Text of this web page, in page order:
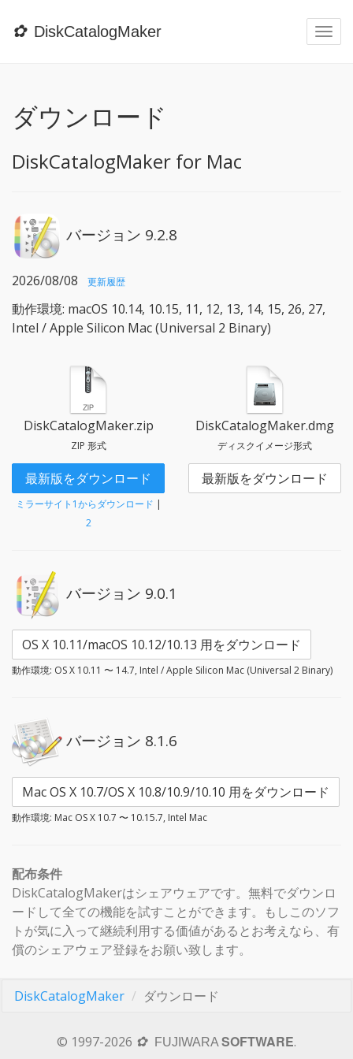
✿ DiskCatalogMaker
ダウンロード
DiskCatalogMaker for Mac
バージョン 9.2.8
2026/08/08 更新履歴
動作環境: macOS 10.14, 10.15, 11, 12, 13, 14, 15, 26, 27,
Intel / Apple Silicon Mac (Universal 2 Binary)
DiskCatalogMaker.zip
ZIP 形式
最新版をダウンロード
ミラーサイト1からダウンロード |
2
DiskCatalogMaker.dmg
ディスクイメージ形式
最新版をダウンロード
バージョン 9.0.1
OS X 10.11/macOS 10.12/10.13 用をダウンロード
動作環境: OS X 10.11 〜 14.7, Intel / Apple Silicon Mac (Universal 2 Binary)
バージョン 8.1.6
Mac OS X 10.7/OS X 10.8/10.9/10.10 用をダウンロード
動作環境: Mac OS X 10.7 〜 10.15.7, Intel Mac
配布条件
DiskCatalogMakerはシェアウェアです。無料でダウンロ
ードして全ての機能を試すことができます。もしこのソフ
トが気に入って継続利用する価値があるとお考えなら、有
償のシェアウェア登録をお願い致します。
DiskCatalogMaker ダウンロード
© 1997-2026 ✿ FUJIWARA SOFTWARE.